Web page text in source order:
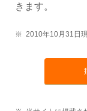
きます。
※ 2010年10月31日